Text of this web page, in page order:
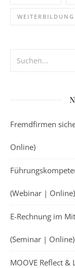
WEITERBILDUNG
Fremdfirmen
Online)
(Webinar | Online)
E-Rechnung im
(Seminar | Online)
MOOVE Reflect